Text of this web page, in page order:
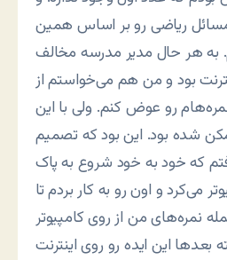
ریاضی رو بر اساس همین
به هر حال مدیر مدرسه مخالف
بود و من هم می‌خواستم از
رو عوض کنم. ولی با این
شده بود. این بود که تصمیم
که خود به خود شروع به پاک
می‌کرد و اون رو به کار بردم تا
نمره‌های من از روی کامپیوتر
بعدها این ایده رو روی اینترنت